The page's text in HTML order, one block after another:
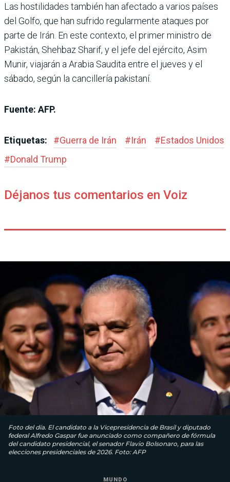
Las hostilidades también han afectado a varios países
del Golfo, que han sufrido regularmente ataques por
parte de Irán. En este contexto, el primer ministro de
Pakistán, Shehbaz Sharif, y el jefe del ejército, Asim
Munir, viajarán a Arabia Saudita entre el jueves y el
sábado, según la cancillería pakistaní.
Fuente: AFP.
Etiquetas: #Guerra de Irán #Irán #Estados Unidos
#Donald Trump
Déjanos tus comentarios en Voiz
Foto del día. El candidato a la Vicepresidencia de Brasil y diputado
federal Alfredo Gaspar fue anunciado como compañero de fórmula
del candidato presidencial, el senador Flavio Bolsonaro, para las
elecciones presidenciales de 2026. Foto: AFP
MUNDO